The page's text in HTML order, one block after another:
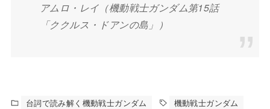
アムロ・レイ（機動戦士ガンダム第15話
「ククルス・ドアンの島」）
台詞で読み解く機動戦士ガンダム 機動戦士ガンダム